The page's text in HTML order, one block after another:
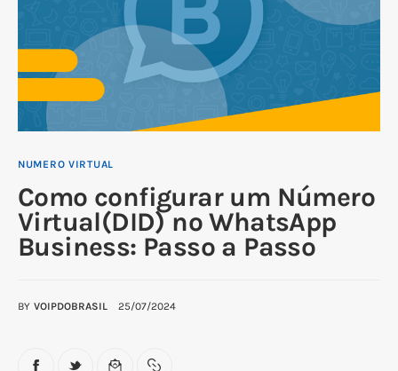
NUMERO VIRTUAL
Como configurar um Número
Virtual(DID) no WhatsApp
Business: Passo a Passo
BY VOIPDOBRASIL 25/07/2024